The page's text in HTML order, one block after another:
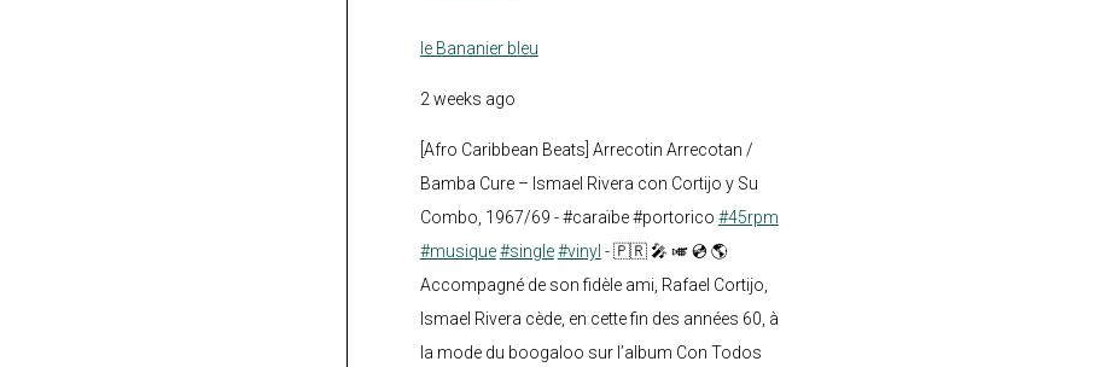
le Bananier bleu
2 weeks ago
[Afro Caribbean Beats] Arrecotin Arrecotan /
Bamba Cure – Ismael Rivera con Cortijo y Su
Combo, 1967/69 - #caraïbe #portorico #45rpm
#musique #single #vinyl - 🇵🇷 🎤 🎺 💿 🌎
Accompagné de son fidèle ami, Rafael Cortijo,
Ismael Rivera cède, en cette fin des années 60, à
la mode du boogaloo sur l’album Con Todos